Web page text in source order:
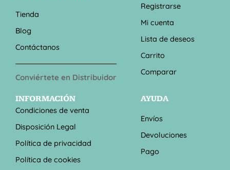
Tienda
Blog
Contáctanos
Conviértete en Distribuidor
Registrarse
Mi cuenta
Lista de deseos
Carrito
Comparar
INFORMACIÓN
Condiciones de venta
Disposición Legal
Política de privacidad
Política de cookies
AYUDA
Envíos
Devoluciones
Pago